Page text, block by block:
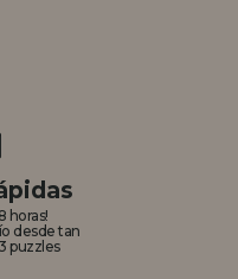
horas!
desde tan
puzzles